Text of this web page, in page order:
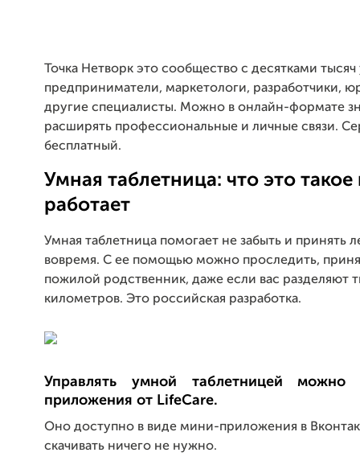
Точка Нетворк это сообщество с десятками тысяч
предприниматели, маркетологи, разработчики,
другие специалисты. Можно в онлайн-формате
расширять профессиональные и личные связи.
бесплатный.
Умная таблетница: что это такое
работает
Умная таблетница помогает не забыть и принять
вовремя. С ее помощью можно проследить,
пожилой родственник, даже если вас разделяют
километров. Это российская разработка.
Управлять умной таблетницей
приложения от LifeCare.
Оно доступно в виде мини-приложения в
скачивать ничего не нужно.